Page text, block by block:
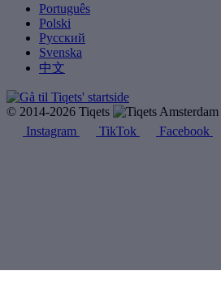
Português
Polski
Русский
Svenska
中文
© 2014-2026 Tiqets
Instagram
TikTok Facebook